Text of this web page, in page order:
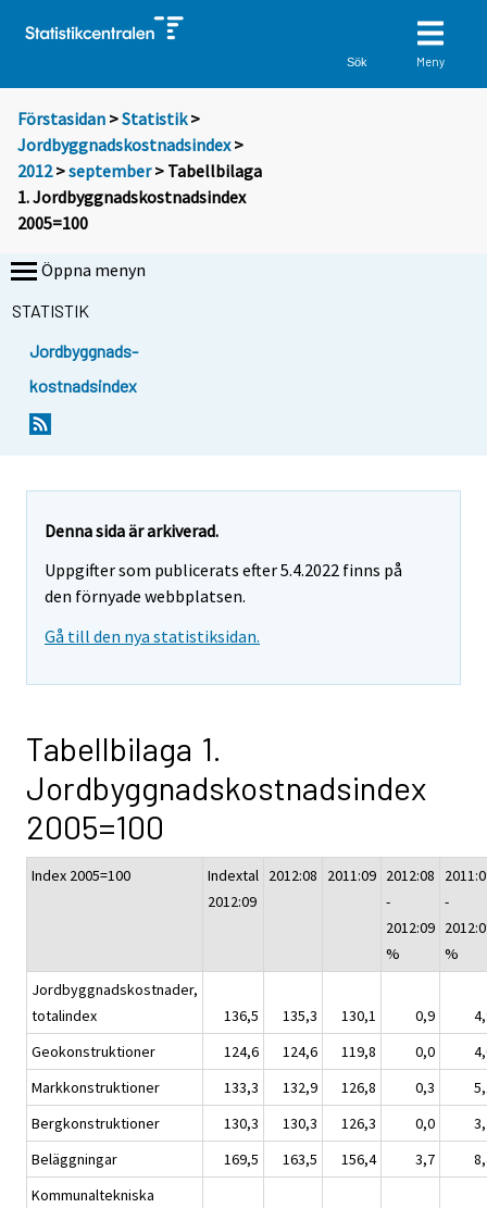
Sök Meny
Förstasidan >Statistik >
Jordbyggnadskostnadsindex>
2012>september> Tabellbilaga
1. Jordbyggnadskostnadsindex
2005=100
Öppna menyn
STATISTIK
Jordbyggnads-
kostnadsindex
Denna sida är arkiverad.
Uppgifter som publicerats efter 5.4.2022 finns på
den förnyade webbplatsen.
Gå till den nya statistiksidan.
Tabellbilaga 1.
Jordbyggnadskostnadsindex
2005=100
Index 2005=100
Indextal
2012:09
2012:08 2011:09 2012:08
-
2012:09
%
-
%
Jordbyggnadskostnader,
totalindex
136,5 135,3 130,1 0,9
Geokonstruktioner
124,6 124,6 119,8 0,0
Markkonstruktioner
133,3 132,9 126,8 0,3
Bergkonstruktioner
130,3 130,3 126,3 0,0
Beläggningar
169,5 163,5 156,4 3,7
Kommunaltekniska